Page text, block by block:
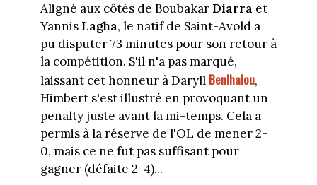
Aligné aux côtés de Boubakar Diarra et
Yannis Lagha, le natif de Saint-Avold a
pu disputer 73 minutes pour son retour à
la compétition. S'il n'a pas marqué,
laissant cet honneur à Daryll Benlhalou,
Himbert s'est illustré en provoquant un
penalty juste avant la mi-temps. Cela a
permis à la réserve de l'OL de mener 2-
0, mais ce ne fut pas suffisant pour
gagner (défaite 2-4)...